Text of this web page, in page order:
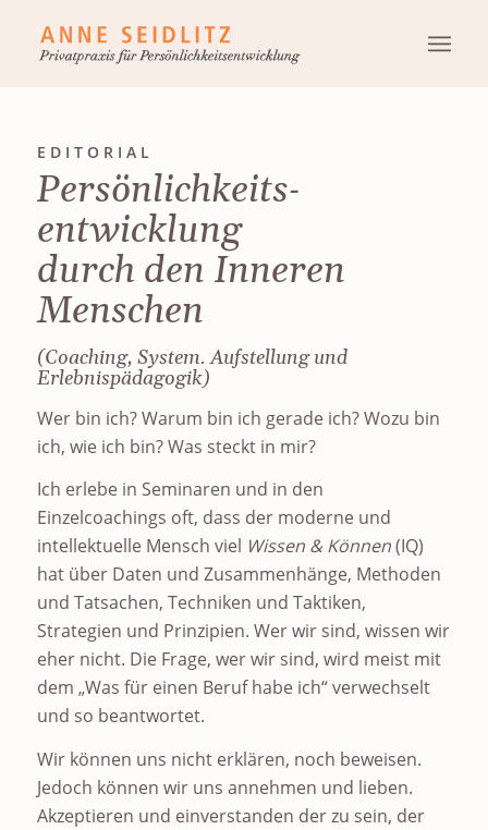
EDITORIAL
Persönlichkeits­
entwicklung
durch den Inneren
Menschen
(Coaching, System. Aufstellung und
Erlebnispädagogik)
Wer bin ich? Warum bin ich gerade ich? Wozu bin
ich, wie ich bin? Was steckt in mir?
Ich erlebe in Seminaren und in den
Einzelcoachings oft, dass der moderne und
intellektuelle Mensch viel Wissen & Können(IQ)
hat über Daten und Zusammenhänge, Methoden
und Tatsachen, Techniken und Taktiken,
Strategien und Prinzipien. Wer wir sind, wissen wir
eher nicht. Die Frage, wer wir sind, wird meist mit
dem „Was für einen Beruf habe ich“ verwechselt
und so beantwortet.
Wir können uns nicht erklären, noch beweisen.
Jedoch können wir uns annehmen und lieben.
Akzeptieren und einverstanden der zu sein, der